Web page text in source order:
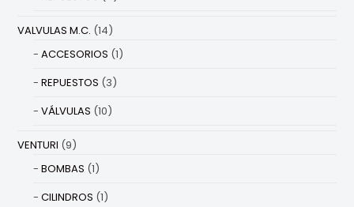
VALVULAS M.C. (14)
ACCESORIOS (1)
REPUESTOS (3)
VÁLVULAS (10)
VENTURI (9)
BOMBAS (1)
CILINDROS (1)